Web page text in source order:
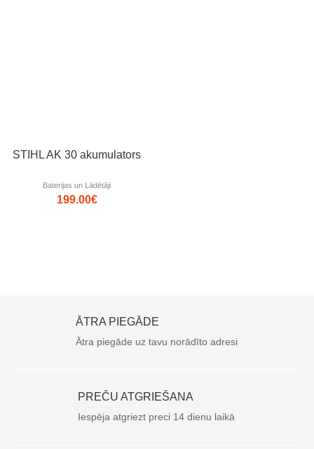
STIHL AK 30 akumulators
Baterijas un Lādētāji
199.00€
ĀTRA PIEGĀDE
Ātra piegāde uz tavu norādīto adresi
PREČU ATGRIEŠANA
Iespēja atgriezt preci 14 dienu laikā